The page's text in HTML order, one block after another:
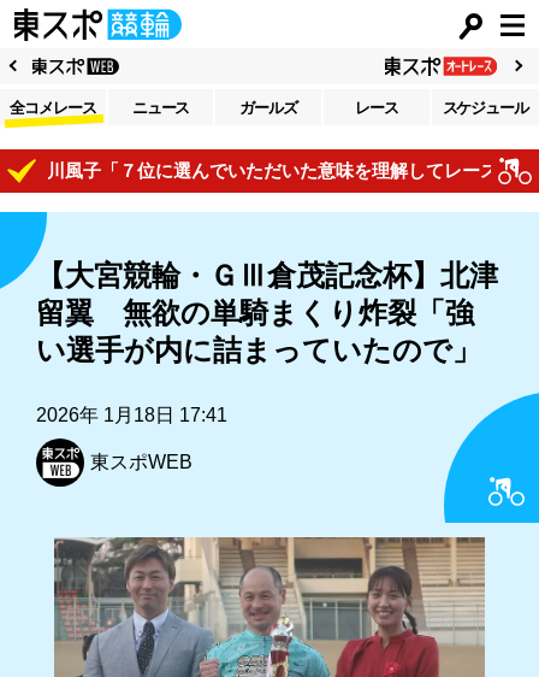
全コメレース ニュース ガールズ レース スケジュール
風子「７位に選んでいただいた意味を理解してレースで自己表
【大宮競輪・ＧⅢ倉茂記念杯】北津
留翼 無欲の単騎まくり炸裂「強
い選手が内に詰まっていたので」
2026年 1月18日 17:41
東スポWEB